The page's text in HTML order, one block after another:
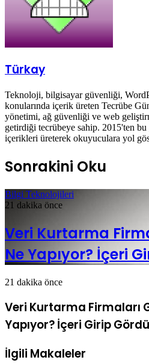
Türkay
Teknoloji, bilgisayar güvenliği,
konularında içerik üreten Tecrübe
yönetimi, ağ güvenliği ve web
getirdiği tecrübeye sahip. 2015'ten
içerikleri üreterek okuyuculara yol
Sonrakini Oku
Bilgi Teknolojileri
21 dakika önce
Veri Kurtarma
Ne Yapıyor? İçeri
21 dakika önce
Veri Kurtarma Firmaları
Yapıyor? İçeri Girip
İlgili Makaleler